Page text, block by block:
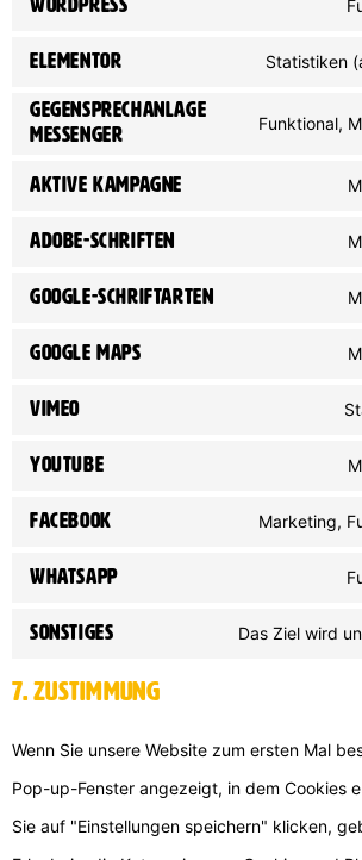
WordPress
Elementor Statistiken
Gegensprechanlage
Messenger
Funktional,
Aktive Kampagne
Adobe-Schriften
Google-Schriftarten
Google Maps
Vimeo
YouTube
Facebook Marketing,
WhatsApp
Sonstiges Das Ziel wird
7. Zustimmung
Wenn Sie unsere Website zum ersten Mal
Pop-up-Fenster angezeigt, in dem Cookies
Sie auf "Einstellungen speichern" klicken,